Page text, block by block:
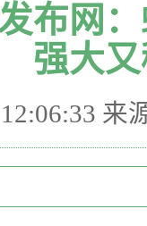
布网
强大
来